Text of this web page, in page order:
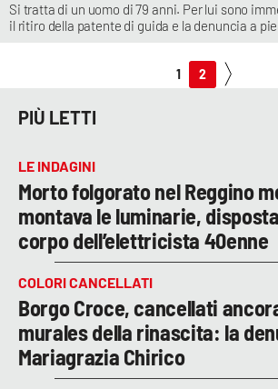
Si tratta di un uomo di 79 anni. Per lui sono
il ritiro della patente di guida e la denuncia a
1 2
PIÙ LETTI
LE INDAGINI
Morto folgorato nel Reggino
montava le luminarie,
corpo dell’elettricista 40enne
COLORI CANCELLATI
Borgo Croce, cancellati
murales della rinascita: la
Mariagrazia Chirico